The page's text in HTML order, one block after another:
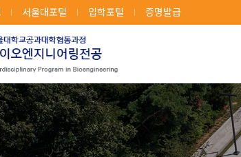
서울대포털 입학포털 증명발급